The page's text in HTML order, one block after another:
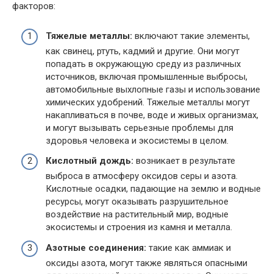
факторов:
Тяжелые металлы: включают такие элементы,
как свинец, ртуть, кадмий и другие. Они могут
попадать в окружающую среду из различных
источников, включая промышленные выбросы,
автомобильные выхлопные газы и использование
химических удобрений. Тяжелые металлы могут
накапливаться в почве, воде и живых организмах,
и могут вызывать серьезные проблемы для
здоровья человека и экосистемы в целом.
Кислотный дождь: возникает в результате
выброса в атмосферу оксидов серы и азота.
Кислотные осадки, падающие на землю и водные
ресурсы, могут оказывать разрушительное
воздействие на растительный мир, водные
экосистемы и строения из камня и металла.
Азотные соединения: такие как аммиак и
оксиды азота, могут также являться опасными